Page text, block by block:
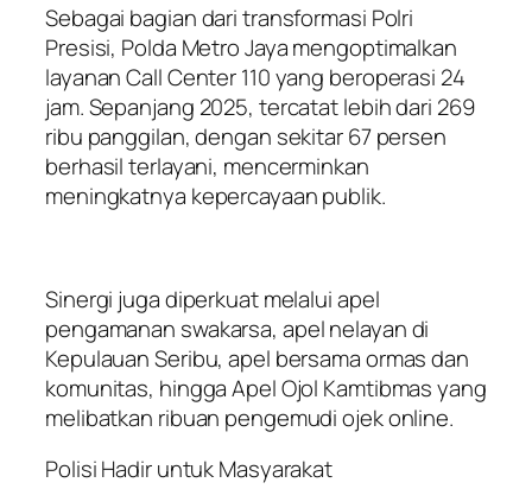
Sebagai bagian dari transformasi Polri
Presisi, Polda Metro Jaya mengoptimalkan
layanan Call Center 110 yang beroperasi 24
jam. Sepanjang 2025, tercatat lebih dari 269
ribu panggilan, dengan sekitar 67 persen
berhasil terlayani, mencerminkan
meningkatnya kepercayaan publik.
Sinergi juga diperkuat melalui apel
pengamanan swakarsa, apel nelayan di
Kepulauan Seribu, apel bersama ormas dan
komunitas, hingga Apel Ojol Kamtibmas yang
melibatkan ribuan pengemudi ojek online.
Polisi Hadir untuk Masyarakat